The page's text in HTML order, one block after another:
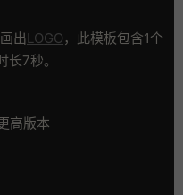
出LOGO ，此模板包含1个
7秒。
高版本